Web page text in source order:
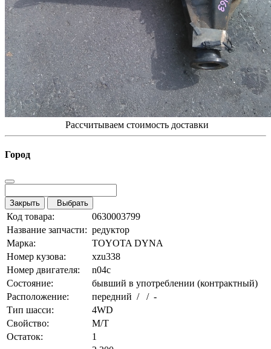
Рассчитываем стоимость доставки
Город
Закрыть Выбрать
Код товара:
0630003799
Название запчасти: редуктор
Марка:
TOYOTA DYNA
Номер кузова:
xzu338
Номер двигателя:
n04c
Состояние:
бывший в употреблении (контрактный)
Расположение:
передний / / -
Тип шасси:
4WD
Свойство:
M/T
Остаток:
1